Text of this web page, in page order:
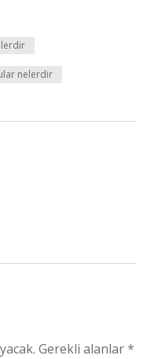
nelerdir
Gerekli alanlar*